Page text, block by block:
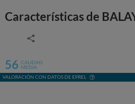
Características de
56 CALIDAD
MEDIA
VALORACIÓN CON DATOS DE EPREL